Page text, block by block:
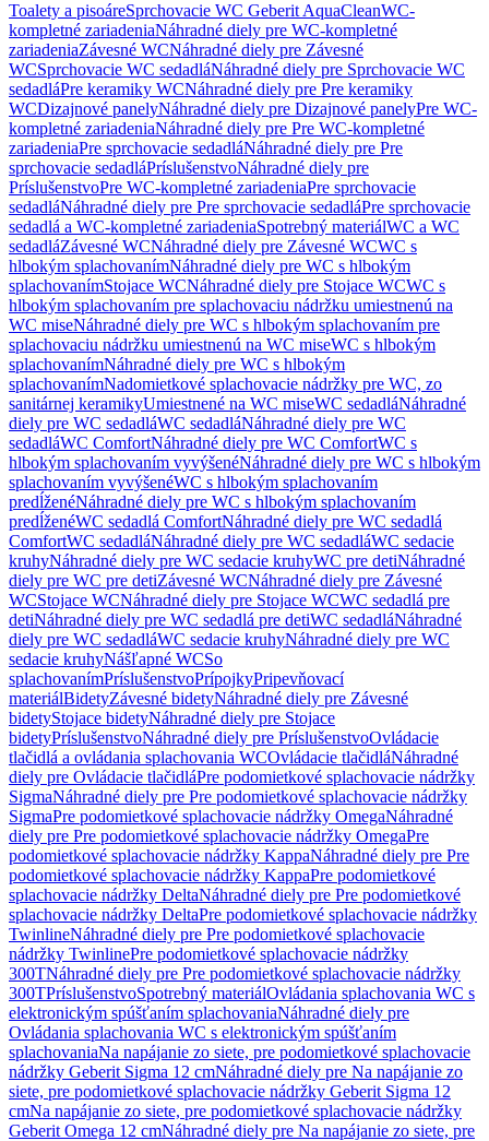
Toalety a pisoáreSprchovacie WC Geberit AquaCleanWC-
kompletné zariadeniaNáhradné diely pre WC-kompletné
zariadeniaZávesné WCNáhradné diely pre Závesné
WCSprchovacie WC sedadláNáhradné diely pre Sprchovacie WC
sedadláPre keramiky WCNáhradné diely pre Pre keramiky
WCDizajnové panelyNáhradné diely pre Dizajnové panelyPre WC-
kompletné zariadeniaNáhradné diely pre Pre WC-kompletné
zariadeniaPre sprchovacie sedadláNáhradné diely pre Pre
sprchovacie sedadláPríslušenstvoNáhradné diely pre
PríslušenstvoPre WC-kompletné zariadeniaPre sprchovacie
sedadláNáhradné diely pre Pre sprchovacie sedadláPre sprchovacie
sedadlá a WC-kompletné zariadeniaSpotrebný materiálWC a WC
sedadláZávesné WCNáhradné diely pre Závesné WCWC s
hlbokým splachovanímNáhradné diely pre WC s hlbokým
splachovanímStojace WCNáhradné diely pre Stojace WCWC s
hlbokým splachovaním pre splachovaciu nádržku umiestnenú na
WC miseNáhradné diely pre WC s hlbokým splachovaním pre
splachovaciu nádržku umiestnenú na WC miseWC s hlbokým
splachovanímNáhradné diely pre WC s hlbokým
splachovanímNadomietkové splachovacie nádržky pre WC, zo
sanitárnej keramikyUmiestnené na WC miseWC sedadláNáhradné
diely pre WC sedadláWC sedadláNáhradné diely pre WC
sedadláWC ComfortNáhradné diely pre WC ComfortWC s
hlbokým splachovaním vyvýšenéNáhradné diely pre WC s hlbokým
splachovaním vyvýšenéWC s hlbokým splachovaním
predĺženéNáhradné diely pre WC s hlbokým splachovaním
predĺženéWC sedadlá ComfortNáhradné diely pre WC sedadlá
ComfortWC sedadláNáhradné diely pre WC sedadláWC sedacie
kruhyNáhradné diely pre WC sedacie kruhyWC pre detiNáhradné
diely pre WC pre detiZávesné WCNáhradné diely pre Závesné
WCStojace WCNáhradné diely pre Stojace WCWC sedadlá pre
detiNáhradné diely pre WC sedadlá pre detiWC sedadláNáhradné
diely pre WC sedadláWC sedacie kruhyNáhradné diely pre WC
sedacie kruhyNášľapné WCSo
splachovanímPríslušenstvoPrípojkyPripevňovací
materiálBidetyZávesné bidetyNáhradné diely pre Závesné
bidetyStojace bidetyNáhradné diely pre Stojace
bidetyPríslušenstvoNáhradné diely pre PríslušenstvoOvládacie
tlačidlá a ovládania splachovania WCOvládacie tlačidláNáhradné
diely pre Ovládacie tlačidláPre podomietkové splachovacie nádržky
SigmaNáhradné diely pre Pre podomietkové splachovacie nádržky
SigmaPre podomietkové splachovacie nádržky OmegaNáhradné
diely pre Pre podomietkové splachovacie nádržky OmegaPre
podomietkové splachovacie nádržky KappaNáhradné diely pre Pre
podomietkové splachovacie nádržky KappaPre podomietkové
splachovacie nádržky DeltaNáhradné diely pre Pre podomietkové
splachovacie nádržky DeltaPre podomietkové splachovacie nádržky
TwinlineNáhradné diely pre Pre podomietkové splachovacie
nádržky TwinlinePre podomietkové splachovacie nádržky
300TNáhradné diely pre Pre podomietkové splachovacie nádržky
300TPríslušenstvoSpotrebný materiálOvládania splachovania WC s
elektronickým spúšťaním splachovaniaNáhradné diely pre
Ovládania splachovania WC s elektronickým spúšťaním
splachovaniaNa napájanie zo siete, pre podomietkové splachovacie
nádržky Geberit Sigma 12 cmNáhradné diely pre Na napájanie zo
siete, pre podomietkové splachovacie nádržky Geberit Sigma 12
cmNa napájanie zo siete, pre podomietkové splachovacie nádržky
Geberit Omega 12 cmNáhradné diely pre Na napájanie zo siete, pre